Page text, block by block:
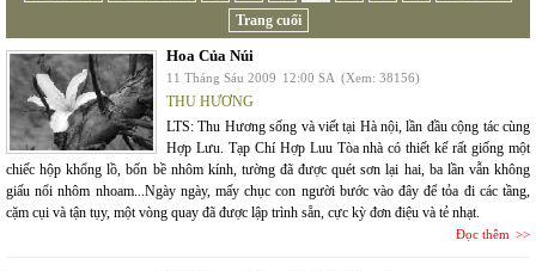
Trang cuối
Hoa Của Núi
11 Tháng Sáu 2009 12:00 SA (Xem: 38156)
THU HƯƠNG
LTS: Thu Hương sống và viết tại Hà nội, lần đầu cộng tác cùng
Hợp Lưu. Tạp Chí Hợp Luu Tòa nhà có thiết kế rất giống một
chiếc hộp khổng lồ, bốn bề nhôm kính, tường đã được quét sơn lại hai, ba lần vẫn không
giấu nổi nhôm nhoam...Ngày ngày, mấy chục con người bước vào đây để tỏa đi các tầng,
cặm cụi và tận tụy, một vòng quay đã được lập trình sẵn, cực kỳ đơn điệu và tẻ nhạt.
Đọc thêm